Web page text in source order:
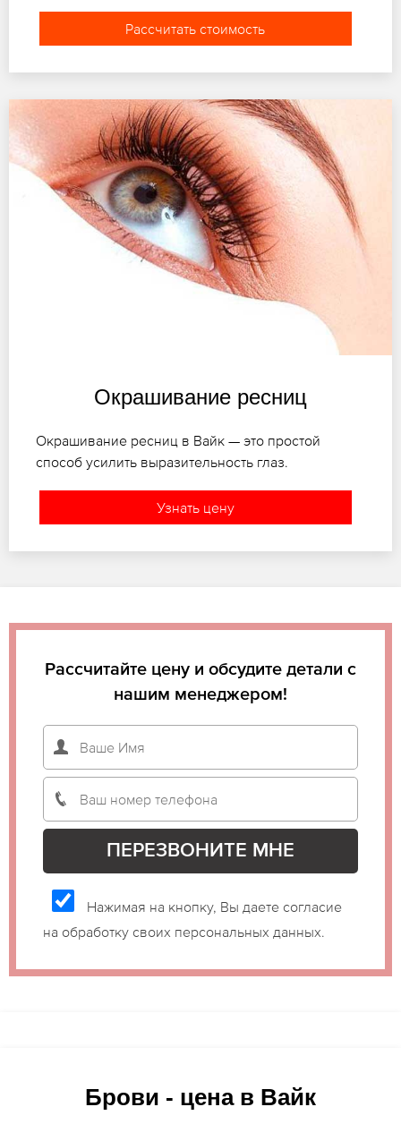
Рассчитать стоимость
Окрашивание ресниц
Окрашивание ресниц в Вайк — это простой
способ усилить выразительность глаз.
Узнать цену
Рассчитайте цену и обсудите детали с
нашим менеджером!
Нажимая на кнопку, Вы даете согласие
на обработку своих персональных данных.
Брови - цена в Вайк